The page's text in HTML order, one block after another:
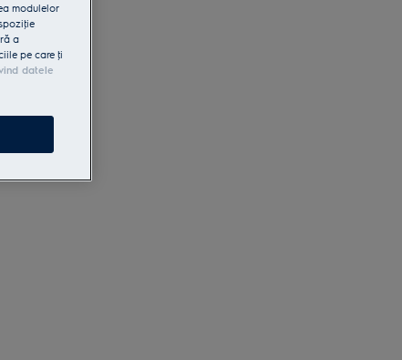
modulelor
a
pe care ţi
datele